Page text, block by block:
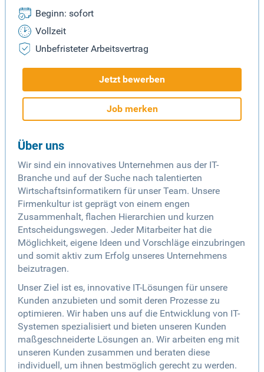
Beginn: sofort
Vollzeit
Unbefristeter Arbeitsvertrag
Jetzt bewerben
Job merken
Über uns
Wir sind ein innovatives Unternehmen aus der IT-
Branche und auf der Suche nach talentierten
Wirtschaftsinformatikern für unser Team. Unsere
Firmenkultur ist geprägt von einem engen
Zusammenhalt, flachen Hierarchien und kurzen
Entscheidungswegen. Jeder Mitarbeiter hat die
Möglichkeit, eigene Ideen und Vorschläge einzubringen
und somit aktiv zum Erfolg unseres Unternehmens
beizutragen.
Unser Ziel ist es, innovative IT-Lösungen für unsere
Kunden anzubieten und somit deren Prozesse zu
optimieren. Wir haben uns auf die Entwicklung von IT-
Systemen spezialisiert und bieten unseren Kunden
maßgeschneiderte Lösungen an. Wir arbeiten eng mit
unseren Kunden zusammen und beraten diese
individuell, um ihnen bestmöglich gerecht zu werden.